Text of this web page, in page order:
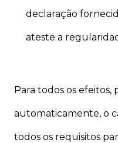
declaração
ateste a
Para todos os efeitos,
automaticamente, o
todos os requisitos